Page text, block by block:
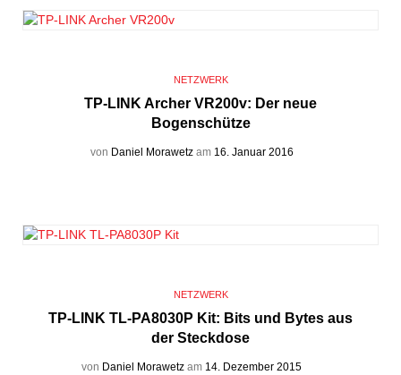
NETZWERK
TP-LINK Archer VR200v: Der neue
Bogenschütze
von Daniel Morawetzam 16. Januar 2016
NETZWERK
TP-LINK TL-PA8030P Kit: Bits und Bytes aus
der Steckdose
von Daniel Morawetz am 14. Dezember 2015